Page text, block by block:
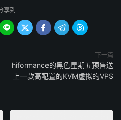
享到
    
下一篇
hiformance的黑色星期五预售送
上一款高配置的KVM虚拟的VPS